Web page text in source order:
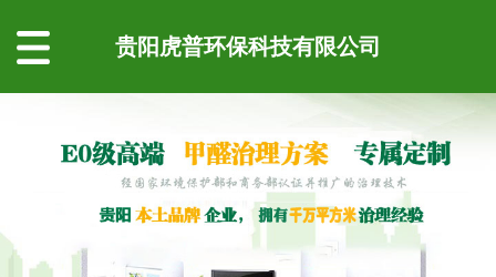
贵阳虎普环保科技有限公司